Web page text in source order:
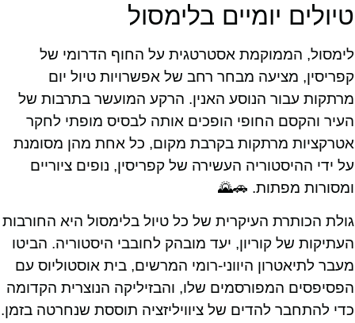
טיולים יומיים בלימסול
לימסול, הממוקמת אסטרטגית על החוף הדרומי של
קפריסין, מציעה מבחר רחב של אפשרויות טיול יום
מרתקות עבור הנוסע האנין. הרקע המועשר בתרבות של
העיר והקסם החופי הופכים אותה לבסיס מופתי לחקר
אטרקציות מרתקות בקרבת מקום, כל אחת מהן מסומנת
על ידי ההיסטוריה העשירה של קפריסין, נופים ציוריים
ומסורות מפתות. 🚗🌄
גולת הכותרת העיקרית של כל טיול בלימסול היא החורבות
העתיקות של קוריון, יעד מובהק לחובבי היסטוריה. הביטו
מעבר לתיאטרון היווני-רומי המרשים, בית אוסטוליוס עם
הפסיפסים המפורסמים שלו, והבזיליקה הנוצרית הקדומה
כדי להתחבר להדים של ציוויליזציה תוססת שנחרטה בזמן.